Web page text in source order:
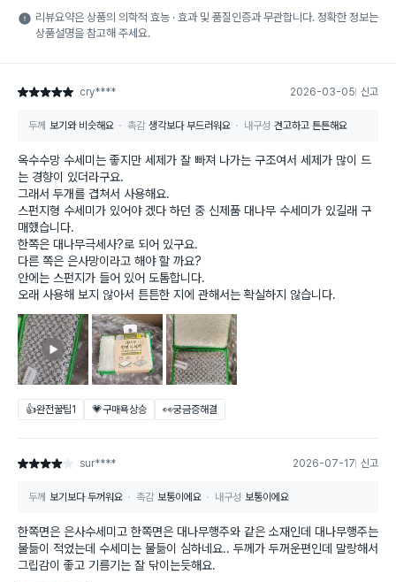
리뷰요약은 상품의 의학적 효능 · 효과 및 품질인증과 무관합니다. 정확한 정보는
상품설명을 참고해 주세요.
별점 5점 cry**** 2026-03-05 신고
두께 보기와 비슷해요 촉감 생각보다 부드러워요 내구성 견고하고 튼튼해요
옥수수망 수세미는 좋지만 세제가 잘 빠져 나가는 구조여서 세제가 많이 드
는 경향이 있더라구요.
그래서 두개를 겹쳐서 사용해요.
스펀지형 수세미가 있어야 겠다 하던 중 신제품 대나무 수세미가 있길래 구
매했습니다.
한쪽은 대나무극세사?로 되어 있구요.
다른 쪽은 은사망이라고 해야 할 까요?
안에는 스펀지가 들어 있어 도톰합니다.
오래 사용해 보지 않아서 튼튼한 지에 관해서는 확실하지 않습니다.
👍완전꿀팁1 💗구매욕상승 👀궁금증해결
별점 4점 sur**** 2026-07-17 신고
두께 보기보다 두꺼워요 촉감 보통이에요 내구성 보통이에요
한쪽면은 은사수세미고 한쪽면은 대나무행주와 같은 소재인데 대나무행주는
물듦이 적었는데 수세미는 물듦이 심하네요.. 두께가 두꺼운편인데 말랑해서
그립감이 좋고 기름기는 잘 닦이는듯해요.